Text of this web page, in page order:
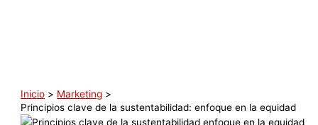
Inicio
Marketing
Principios clave de la sustentabilidad: enfoque en la equidad